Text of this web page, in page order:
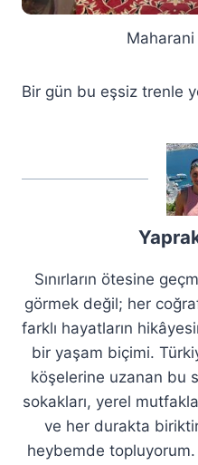
Bir gün bu eşsiz trenle
Sınırların ötesine
görmek değil; her
farklı hayatların
bir yaşam biçimi.
köşelerine uzanan bu
sokakları, yerel
ve her durakta
heybemde topluyorum.